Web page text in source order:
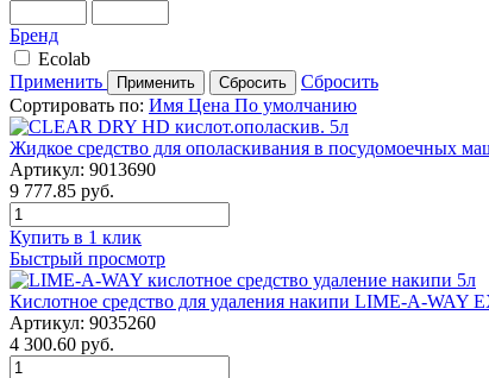
Бренд
Ecolab
Применить
Сбросить
Сортировать по: Имя Цена По умолчанию
Жидкое средство для ополаскивания в посудомоечных
Артикул: 9013690
9 777.85 руб.
Купить в 1 клик
Быстрый просмотр
Кислотное средство для удаления накипи LIME-A-WAY
Артикул: 9035260
4 300.60 руб.